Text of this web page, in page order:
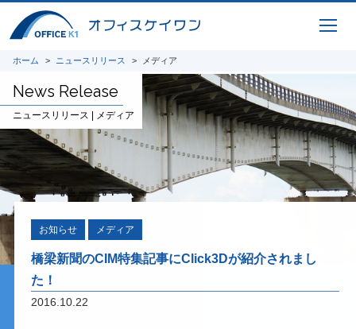
ョンシステム
NETIS登録技術
KK-220085-A
詳細ページ準備中
InfraPuzzle
ホーム ニュースリリース メディア
News Release
ニュースリリース | メディア
お知らせ メディア
橋梁新聞のCIM特集記事にClick3Dが紹介されまし
た！
2016.10.22